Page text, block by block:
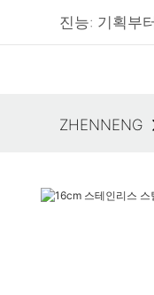
진능: 기획부
ZHENNENG